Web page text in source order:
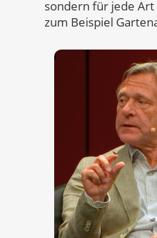
sondern für jede Art
zum Beispiel